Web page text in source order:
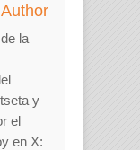
la
y
el
en X: